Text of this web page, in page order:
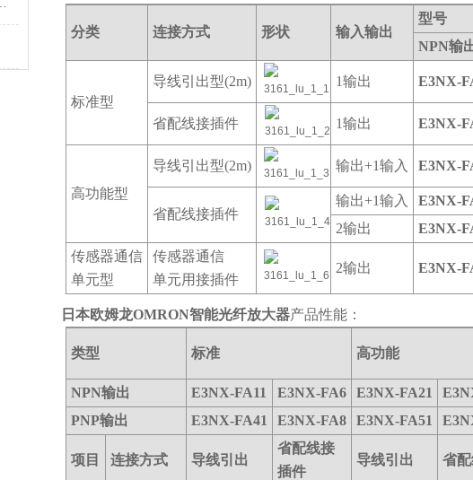
分类 连接方式 形状 输入输出
型号
NPN输
标准型
导线引出型(2m) 1输出 E3NX-
省配线接插件 1输出 E3NX-
高功能型
导线引出型(2m) 输出+1输入 E3NX-
省配线接插件
输出+1输入 E3NX-
2输出
E3NX-
传感器通信
单元型
传感器通信
单元用接插件
2输出 E3NX-
日本欧姆龙OMRON智能光纤放大器产品性能：
类型 标准 高功能
NPN输出
E3NX-FA11 E3NX-FA6 E3NX-FA21
PNP输出
E3NX-FA41 E3NX-FA8 E3NX-FA51
项目 连接方式 导线引出
省配线接
插件
导线引出 省